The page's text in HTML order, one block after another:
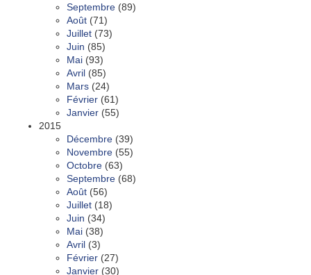
Septembre (89)
Août (71)
Juillet (73)
Juin (85)
Mai (93)
Avril (85)
Mars (24)
Février (61)
Janvier (55)
2015
Décembre (39)
Novembre (55)
Octobre (63)
Septembre (68)
Août (56)
Juillet (18)
Juin (34)
Mai (38)
Avril (3)
Février (27)
Janvier (30)